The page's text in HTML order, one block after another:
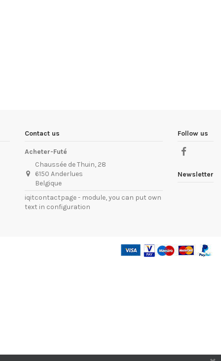
Contact us
Acheter-Futé
Chaussée de Thuin, 28
6150 Anderlues
Belgique
iqitcontactpage - module, you can put own
text in configuration
Follow us
Newsletter